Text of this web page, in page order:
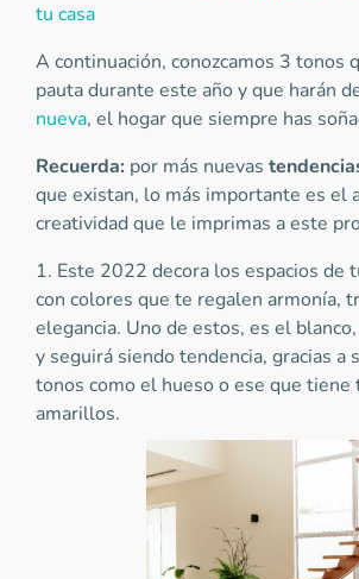
tu casa
A continuación, conozcamos 3 tonos
pauta durante este año y que harán
nueva, el hogar que siempre has
Recuerda: por más nuevas
que existan, lo más importante es el
creatividad que le imprimas a este
1. Este 2022 decora los espacios de
con colores que te regalen armonía,
elegancia. Uno de estos, es el
y seguirá siendo tendencia, gracias a
tonos como el hueso o ese que tiene
amarillos.